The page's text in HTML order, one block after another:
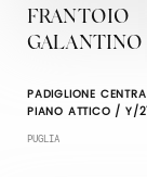
FRANTOIO
GALANTINO
PADIGLIONE
PIANO ATTICO / Y/
PUGLIA